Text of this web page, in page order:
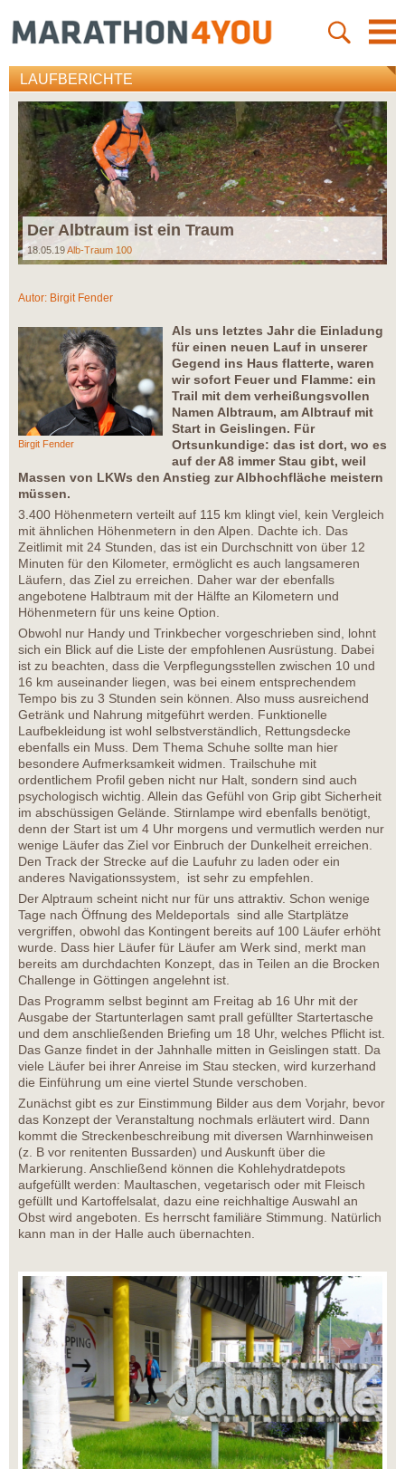
LAUFBERICHTE
Der Albtraum ist ein Traum
18.05.19Alb-Traum 100
Autor: Birgit Fender
Birgit Fender
Als uns letztes Jahr die Einladung
für einen neuen Lauf in unserer
Gegend ins Haus flatterte, waren
wir sofort Feuer und Flamme: ein
Trail mit dem verheißungsvollen
Namen Albtraum, am Albtrauf mit
Start in Geislingen. Für
Ortsunkundige: das ist dort, wo es
auf der A8 immer Stau gibt, weil
Massen von LKWs den Anstieg zur Albhochfläche meistern
müssen.
3.400 Höhenmetern verteilt auf 115 km klingt viel, kein Vergleich
mit ähnlichen Höhenmetern in den Alpen. Dachte ich. Das
Zeitlimit mit 24 Stunden, das ist ein Durchschnitt von über 12
Minuten für den Kilometer, ermöglicht es auch langsameren
Läufern, das Ziel zu erreichen. Daher war der ebenfalls
angebotene Halbtraum mit der Hälfte an Kilometern und
Höhenmetern für uns keine Option.
Obwohl nur Handy und Trinkbecher vorgeschrieben sind, lohnt
sich ein Blick auf die Liste der empfohlenen Ausrüstung. Dabei
ist zu beachten, dass die Verpflegungsstellen zwischen 10 und
16 km auseinander liegen, was bei einem entsprechendem
Tempo bis zu 3 Stunden sein können. Also muss ausreichend
Getränk und Nahrung mitgeführt werden. Funktionelle
Laufbekleidung ist wohl selbstverständlich, Rettungsdecke
ebenfalls ein Muss. Dem Thema Schuhe sollte man hier
besondere Aufmerksamkeit widmen. Trailschuhe mit
ordentlichem Profil geben nicht nur Halt, sondern sind auch
psychologisch wichtig. Allein das Gefühl von Grip gibt Sicherheit
im abschüssigen Gelände. Stirnlampe wird ebenfalls benötigt,
denn der Start ist um 4 Uhr morgens und vermutlich werden nur
wenige Läufer das Ziel vor Einbruch der Dunkelheit erreichen.
Den Track der Strecke auf die Laufuhr zu laden oder ein
anderes Navigationssystem, ist sehr zu empfehlen.
Der Alptraum scheint nicht nur für uns attraktiv. Schon wenige
Tage nach Öffnung des Meldeportals sind alle Startplätze
vergriffen, obwohl das Kontingent bereits auf 100 Läufer erhöht
wurde. Dass hier Läufer für Läufer am Werk sind, merkt man
bereits am durchdachten Konzept, das in Teilen an die Brocken
Challenge in Göttingen angelehnt ist.
Das Programm selbst beginnt am Freitag ab 16 Uhr mit der
Ausgabe der Startunterlagen samt prall gefüllter Startertasche
und dem anschließenden Briefing um 18 Uhr, welches Pflicht ist.
Das Ganze findet in der Jahnhalle mitten in Geislingen statt. Da
viele Läufer bei ihrer Anreise im Stau stecken, wird kurzerhand
die Einführung um eine viertel Stunde verschoben.
Zunächst gibt es zur Einstimmung Bilder aus dem Vorjahr, bevor
das Konzept der Veranstaltung nochmals erläutert wird. Dann
kommt die Streckenbeschreibung mit diversen Warnhinweisen
(z. B vor renitenten Bussarden) und Auskunft über die
Markierung. Anschließend können die Kohlehydratdepots
aufgefüllt werden: Maultaschen, vegetarisch oder mit Fleisch
gefüllt und Kartoffelsalat, dazu eine reichhaltige Auswahl an
Obst wird angeboten. Es herrscht familiäre Stimmung. Natürlich
kann man in der Halle auch übernachten.